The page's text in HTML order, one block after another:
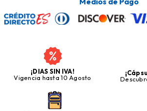
¡DIAS SIN IVA!
Vigencia hasta 10 Agosto